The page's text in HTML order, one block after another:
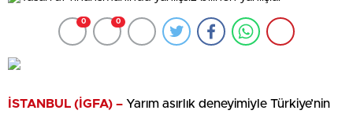
0 0
İSTANBUL (İGFA) – Yarım asırlık deneyimiyle Türkiye’nin